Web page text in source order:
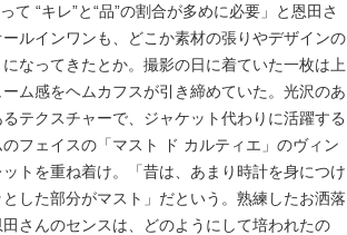
て “キレ”と“品”の割合が多めに必要」と恩田さ
ルインワンも、どこか素材の張りやデザインの
なってきたとか。撮影の日に着ていた一枚は上
ム感をヘムカフスが引き締めていた。光沢のあ
テクスチャーで、ジャケット代わりに活躍する
フェイスの「マスト ド カルティエ」のヴィン
トを重ね着け。「昔は、あまり時計を身につけ
した部分がマスト」だという。熟練したお洒落
さんのセンスは、どのようにして培われたの